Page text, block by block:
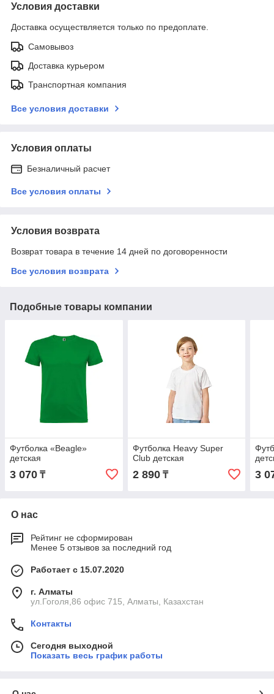
Условия доставки
Доставка осуществляется только по предоплате.
Самовывоз
Доставка курьером
Транспортная компания
Все условия доставки
Условия оплаты
Безналичный расчет
Все условия оплаты
Условия возврата
Возврат товара в течение 14 дней по договоренности
Все условия возврата
Подобные товары компании
Футболка «Beagle»
детская
3 070 ₸
Футболка Heavy Super
Club детская
2 890₸ 3
О нас
Рейтинг не сформирован
Менее 5 отзывов за последний год
Работает с 15.07.2020
г. Алматы
ул.Гоголя,86 офис 715, Алматы, Казахстан
Контакты
Сегодня выходной
Показать весь график работы